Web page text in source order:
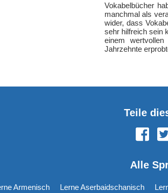
Vokabelbücher
manchmal als
wider, dass
sehr hilfreich sein
einem
Jahrzehnte
Teile
Alle
Armenisch Lerne Aserbaidschanisch